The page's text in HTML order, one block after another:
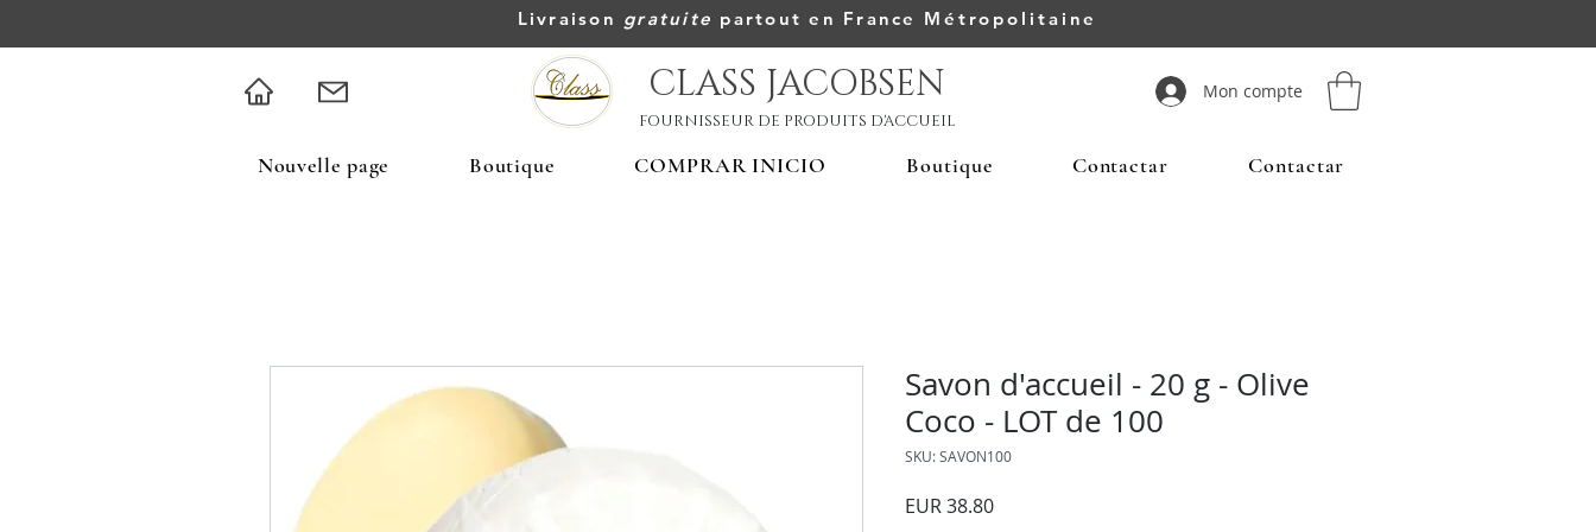
Livraison gratuite partout en France Métropolitaine
CLASS JACOBSEN
FOURNISSEUR DE PRODUITS D'ACCUEIL
Mon compte
Nouvelle page Boutique COMPRAR INICIO Boutique Contactar Contactar
Savon d'accueil - 20 g - Olive
Coco - LOT de 100
SKU: SAVON100
EUR 38.80Precio